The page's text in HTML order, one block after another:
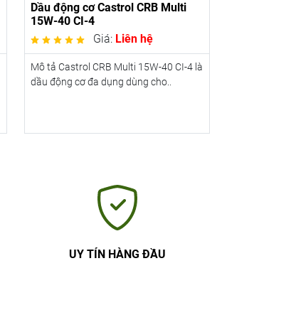
Dầu động cơ Castrol CRB Multi
15W-40 CI-4
Giá: Liên hệ
Mô tả Castrol CRB Multi 15W-40 CI-4 là
dầu động cơ đa dụng dùng cho..
UY TÍN HÀNG ĐẦU